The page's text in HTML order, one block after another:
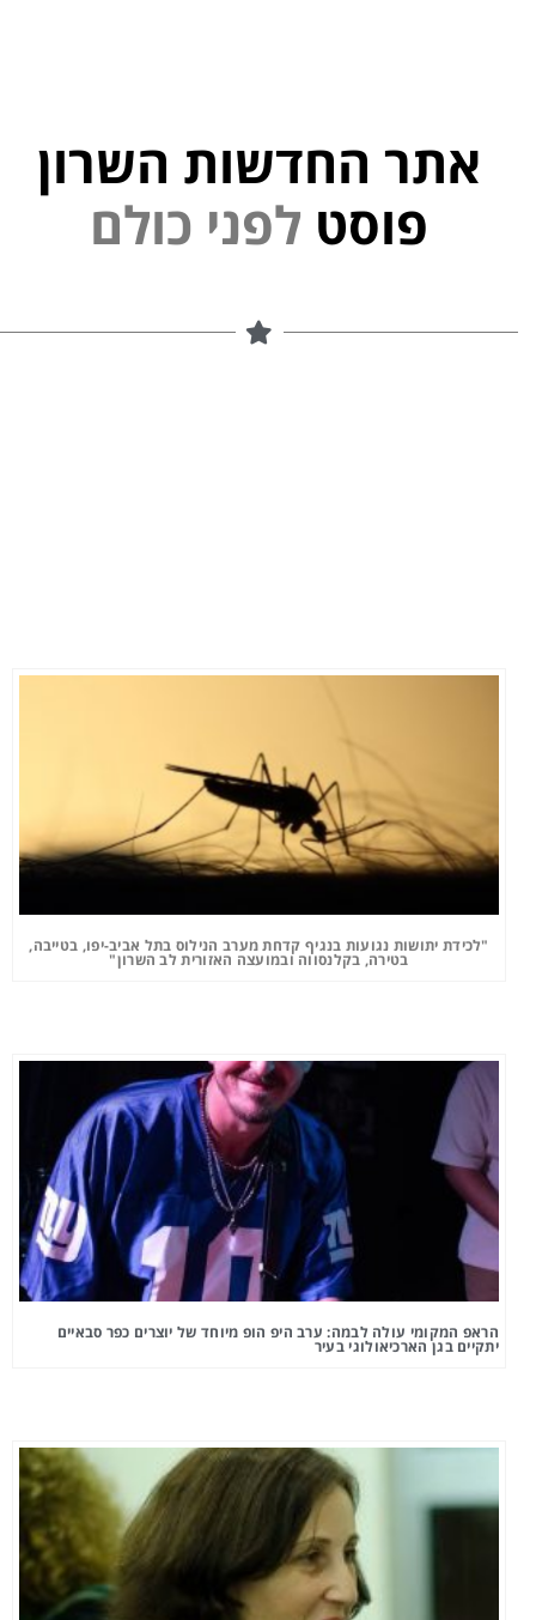
אתר החדשות השרון
פוסט
"לכידת יתושות נגועות בנגיף קדחת מערב הנילוס בתל אביב-יפו, בטייבה,
בטירה, בקלנסווה ובמועצה האזורית לב השרון"
הראפ המקומי עולה לבמה: ערב היפ הופ מיוחד של יוצרים כפר סבאיים
יתקיים בגן הארכיאולוגי בעיר